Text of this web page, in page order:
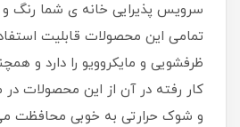
سرویس پذیرایی خانه ی شما رنگ
تمامی این محصولات قابلیت
ظرفشویی و مایکروویو را دارد و
کار رفته در آن از این محصولات
و شوک حرارتی به خوبی محافظت